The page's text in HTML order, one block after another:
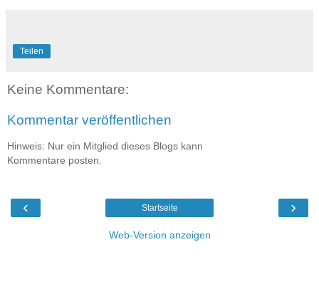
Teilen
Keine Kommentare:
Kommentar veröffentlichen
Hinweis: Nur ein Mitglied dieses Blogs kann
Kommentare posten.
‹ ›
Startseite
Web-Version anzeigen